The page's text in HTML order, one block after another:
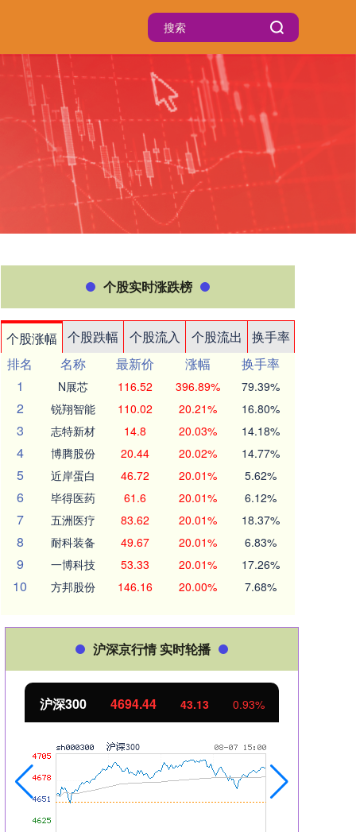
个股实时涨跌榜
个股涨幅 个股跌幅 个股流入 个股流出
换手率
排名
名称 最新价 涨幅
换手率
1
N展芯 116.52 396.89% 79.39%
2 锐翔智能 110.02 20.21% 16.80%
3 志特新材 14.8 20.03% 14.18%
4 博腾股份 20.44 20.02% 14.77%
5 近岸蛋白 46.72 20.01% 5.62%
6 毕得医药 61.6 20.01% 6.12%
7 五洲医疗 83.62 20.01% 18.37%
8 耐科装备 49.67 20.01% 6.83%
9 一博科技 53.33 20.01% 17.26%
10 方邦股份 146.16 20.00% 7.68%
沪深京行情 实时轮播
沪深300 4694.44 43.13 0.93%